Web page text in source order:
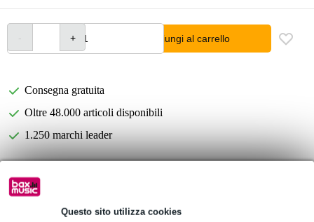
Questo sito utilizza cookies
Aggiungi al carrello
Consegna gratuita
Oltre 48.000 articoli disponibili
1.250 marchi leader
8,45 € di premio